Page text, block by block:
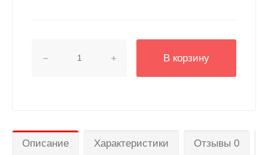
В корзину
Описание Характеристики Отзывы 0